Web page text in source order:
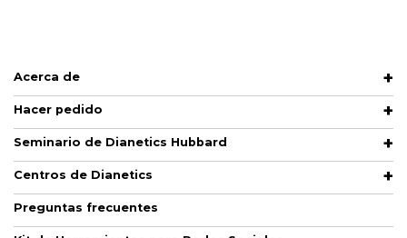
Acerca de
Hacer pedido
Seminario de Dianetics Hubbard
Centros de Dianetics
Preguntas frecuentes